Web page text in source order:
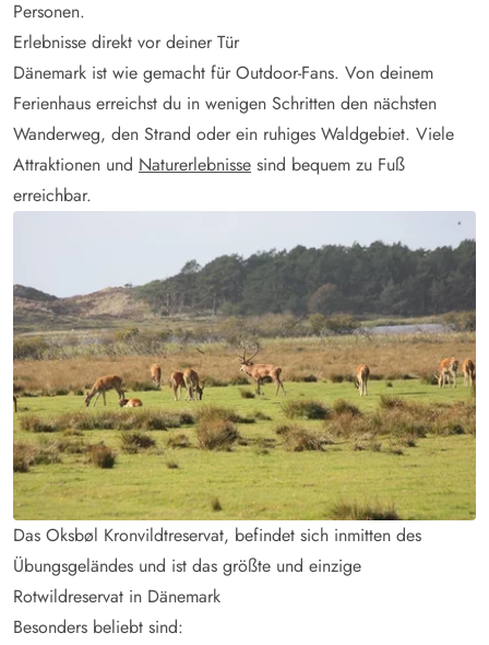
Personen.
Erlebnisse direkt vor deiner Tür
Dänemark ist wie gemacht für Outdoor-Fans. Von deinem
Ferienhaus erreichst du in wenigen Schritten den nächsten
Wanderweg, den Strand oder ein ruhiges Waldgebiet. Viele
Attraktionen und Naturerlebnisse sind bequem zu Fuß
erreichbar.
Das Oksbøl Kronvildtreservat, befindet sich inmitten des
Übungsgeländes und ist das größte und einzige
Rotwildreservat in Dänemark
Besonders beliebt sind: